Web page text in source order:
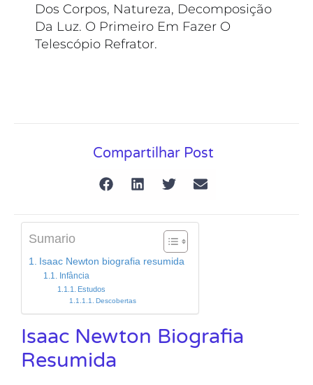
Dos Corpos, Natureza, Decomposição
Da Luz. O Primeiro Em Fazer O
Telescópio Refrator.
Compartilhar Post
Sumario
Isaac Newton biografia resumida
Infância
Estudos
Descobertas
Isaac Newton Biografia
Resumida